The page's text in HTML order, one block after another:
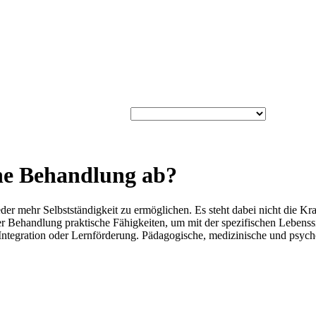
Behandlung ab?
mehr Selbstständigkeit zu ermöglichen. Es steht dabei nicht die
praktische Fähigkeiten, um mit der spezifischen
oder Lernförderung. Pädagogische, medizinische und